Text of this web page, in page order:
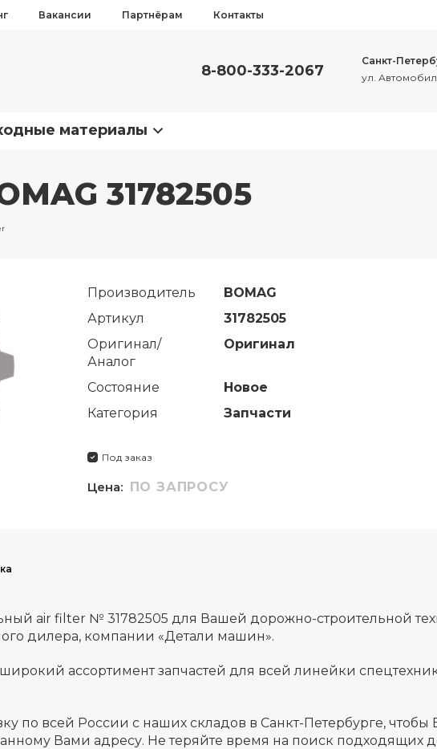
Вакансии Партнёрам Контакты
8-800-333-2067
Санкт-
ул.
материалы
31782505
Производитель
BOMAG
Артикул
31782505
Оригинал/
Аналог
Оригинал
Состояние
Новое
Категория
Запчасти
Под заказ
Цена: ПО ЗАПРОСУ
air filter № 31782505 для Вашей дорожно-строительной
дилера, компании «Детали машин».
ассортимент запчастей для всей линейки
по всей России с наших складов в Санкт-Петербурге, чтобы
Вами адресу. Не теряйте время на поиск подходящих